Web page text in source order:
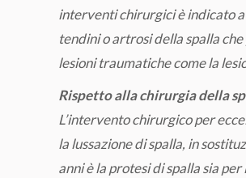
interventi chirurgici è indicato
tendini o artrosi della spalla
lesioni traumatiche come la
Rispetto alla chirurgia della
L’intervento chirurgico per
la lussazione di spalla, in
anni è la protesi di spalla sia